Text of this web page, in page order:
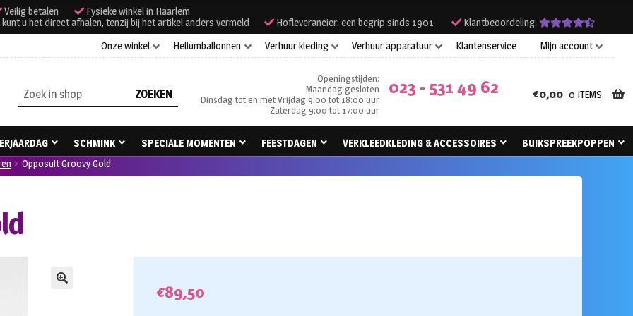
Veilig betalen
Fysieke winkel in Haarlem
u het direct afhalen, tenzij bij het artikel anders vermeld
Hofleverancier: een begrip sinds 1901
Klantbeoordeling:
Onze winkel
Heliumballonnen Verhuur kleding Verhuur apparatuur Klantenservice Mijn account
Zoeken
naar:
Openingstijden:
Maandag gesloten
Dinsdag tot en met Vrijdag 9:00 tot 18:00 uur
Zaterdag 9:00 tot 17:00 uur
023 - 531 49 62 €0,00 0 ITEMS
SCHMINK SPECIALE MOMENTEN FEESTDAGEN VERKLEEDKLEDING & ACCESSOIRES
BUIKSPREEKPOPPEN
Opposuit Groovy Gold
€89,50